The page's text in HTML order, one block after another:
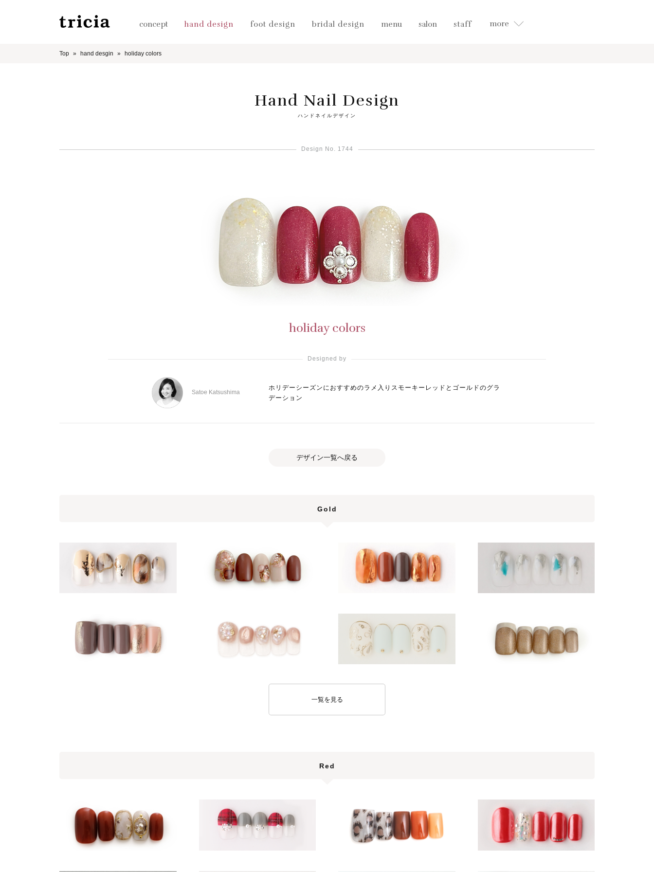
concept hand design foot design bridal design menu salon staff more
Top hand desgin holiday colors
Hand Nail Design
ハンドネイルデザイン
Design No. 1744
holiday colors
Designed by
Satoe Katsushima
ホリデーシーズンにおすすめのラメ入りスモーキーレッドとゴールドのグラ
デーション
デザイン一覧へ戻る
Gold
一覧を見る
Red